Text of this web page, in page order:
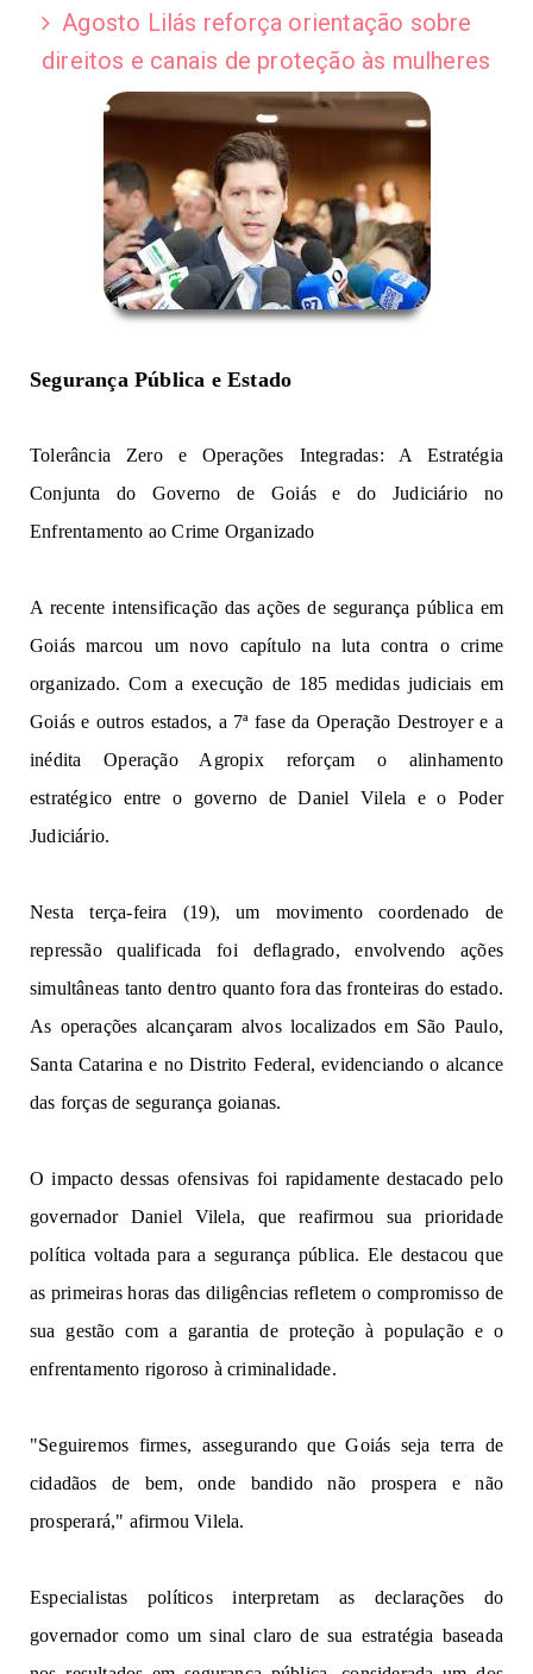
Agosto Lilás reforça orientação sobre
direitos e canais de proteção às mulheres
Segurança Pública e Estado
Tolerância Zero e Operações Integradas: A Estratégia
Conjunta do Governo de Goiás e d
Enfrentamento ao Crime Organizado
A recente intensificação das açõesde segurança pública em
Goiásmarcou um novo capítulo na luta contra o crime
organizado. Com a execução de185medidas judiciais em
Goiáseoutros estados, a 7ª fase daOperaçãoDestroyer e a
inédita Operação Agropix reforçam o alinhamento
estratégico entre o governo de Daniel Vilela eo Poder
Judiciário.
Nesta terça-feira (19), ummovimentocoordenado de
repressão
qualificada foi deflagrado, envolvendo ações
simultâneas tanto dentro quanto fora das fronteiras do estado.
As operações alcançaram alvos localizados em São Paulo,
Santa Catarinae no Distrito Federal,evidenciando o alcance
das forças de segurança goianas.
O impacto dessas ofensivas foi rapidamente destacado pelo
governador Daniel Vilela, que reafirmou sua prioridade
política voltada para a segurança pública. Ele destacou que
as primeiras horas das diligências refletem o compromisso de
sua gestão com a garantia de proteção à população e o
enfrentamento rigoroso à criminalidade.
"Seguiremos firmes, assegurando que Goiás seja terra de
cidadãos de bem, onde bandido não prospera e não
prosperará," afirmou Vilela.
Especialistas políticos interpretam as declarações do
governador como um sinal claro de sua estratégia baseada